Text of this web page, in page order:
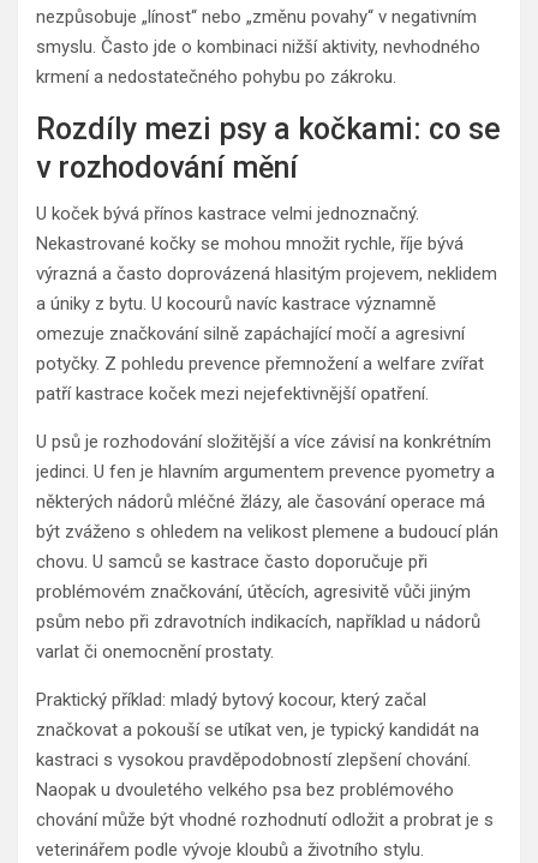
nezpůsobuje „línost“ nebo „změnu povahy“ v negativním
smyslu. Často jde o kombinaci nižší aktivity, nevhodného
krmení a nedostatečného pohybu po zákroku.
Rozdíly mezi psy a kočkami: co se
v rozhodování mění
U koček bývá přínos kastrace velmi jednoznačný.
Nekastrované kočky se mohou množit rychle, říje bývá
výrazná a často doprovázená hlasitým projevem, neklidem
a úniky z bytu. U kocourů navíc kastrace významně
omezuje značkování silně zapáchající močí a agresivní
potyčky. Z pohledu prevence přemnožení a welfare zvířat
patří kastrace koček mezi nejefektivnější opatření.
U psů je rozhodování složitější a více závisí na konkrétním
jedinci. U fen je hlavním argumentem prevence pyometry a
některých nádorů mléčné žlázy, ale časování operace má
být zváženo s ohledem na velikost plemene a budoucí plán
chovu. U samců se kastrace často doporučuje při
problémovém značkování, útěcích, agresivitě vůči jiným
psům nebo při zdravotních indikacích, například u nádorů
varlat či onemocnění prostaty.
Praktický příklad: mladý bytový kocour, který začal
značkovat a pokouší se utíkat ven, je typický kandidát na
kastraci s vysokou pravděpodobností zlepšení chování.
Naopak u dvouletého velkého psa bez problémového
chování může být vhodné rozhodnutí odložit a probrat je s
veterinářem podle vývoje kloubů a životního stylu.